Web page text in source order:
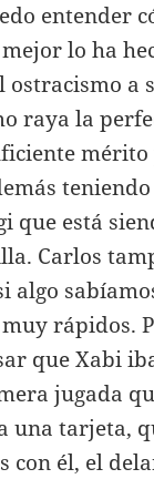
entender
lo ha
a
raya la
que está
Carlos
algo
rápidos.
que Xabi
jugada
una tarjeta,
con él, el